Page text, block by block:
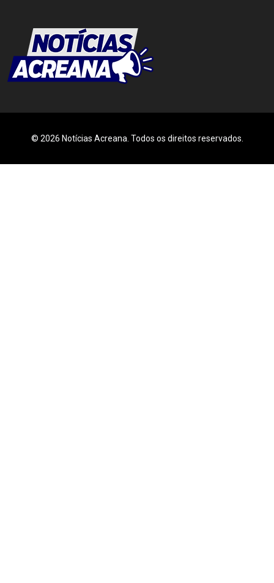
© 2026 Notícias Acreana. Todos os direitos reservados.